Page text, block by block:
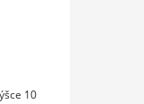
10